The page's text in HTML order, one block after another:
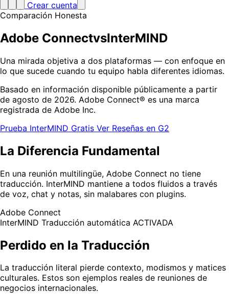
Crear cuenta
Comparación Honesta
Adobe ConnectvsInterMIND
Una mirada objetiva a dos plataformas — con enfoque en
lo que sucede cuando tu equipo habla diferentes idiomas.
Basado en información disponible públicamente a partir
de agosto de 2026. Adobe Connect® es una marca
registrada de Adobe Inc.
Prueba InterMIND Gratis Ver Reseñas en G2
La Diferencia Fundamental
En una reunión multilingüe, Adobe Connect no tiene
traducción. InterMIND mantiene a todos fluidos a través
de voz, chat y notas, sin malabares con plugins.
Adobe Connect
InterMIND Traducción automática ACTIVADA
Perdido en la Traducción
La traducción literal pierde contexto, modismos y matices
culturales. Estos son ejemplos reales de reuniones de
negocios internacionales.